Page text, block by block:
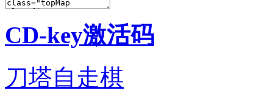
CD-key激活码
刀塔自走棋